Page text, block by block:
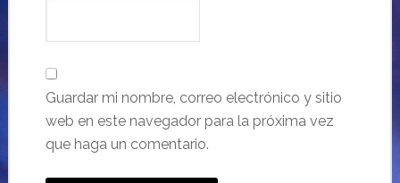
Guardar mi nombre, correo electrónico y sitio
web en este navegador para la próxima vez
que haga un comentario.